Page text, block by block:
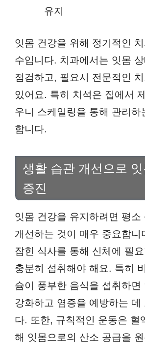
유지
잇몸 건강을 위해 정기적인
수입니다. 치과에서는 잇몸 상
점검하고, 필요시 전문적인
있어요. 특히 치석은 집에서
우니 스케일링을 통해 관리하
합니다.
생활 습관 개선으로
증진
잇몸 건강을 유지하려면 평소
개선하는 것이 매우 중요합니
잡힌 식사를 통해 신체에 필
충분히 섭취해야 해요. 특히
슘이 풍부한 음식을 섭취하면
강화하고 염증을 예방하는 데
다. 또한, 규칙적인 운동은 혈
해 잇몸으로의 산소 공급을